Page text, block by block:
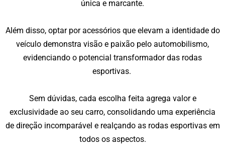
única e marcante.
Além disso, optar por acessórios que elevam a identidade do
veículo demonstra visão e paixão pelo automobilismo,
evidenciando o potencial transformador das rodas
esportivas.
Sem dúvidas, cada escolha feita agrega valor e
exclusividade ao seu carro, consolidando uma experiência
de direção incomparável e realçando as rodas esportivas em
todos os aspectos.